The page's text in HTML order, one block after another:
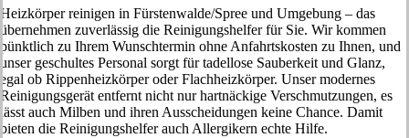
Heizkörper reinigen in Fürstenwalde/Spree und Umgebung – das
übernehmen zuverlässig die Reinigungshelfer für Sie. Wir kommen
pünktlich zu Ihrem Wunschtermin ohne Anfahrtskosten zu Ihnen, und
unser geschultes Personal sorgt für tadellose Sauberkeit und Glanz,
egal ob Rippenheizkörper oder Flachheizkörper. Unser modernes
Reinigungsgerät entfernt nicht nur hartnäckige Verschmutzungen, es
lässt auch Milben und ihren Ausscheidungen keine Chance. Damit
bieten die Reinigungshelfer auch Allergikern echte Hilfe.